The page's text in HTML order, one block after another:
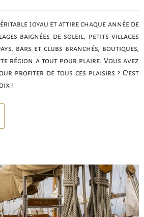
joyau et attire chaque année de
baignées de soleil, petits villages
bars et clubs branchés, boutiques,
région a tout pour plaire. Vous avez
profiter de tous ces plaisirs ? C’est
!